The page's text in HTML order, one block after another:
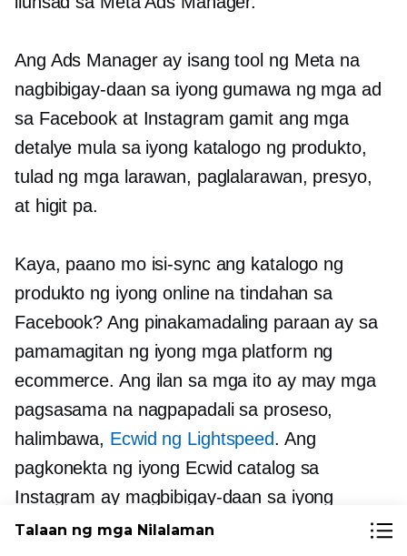
Ang Ads Manager ay isang tool ng Meta na
nagbibigay-daan sa iyong gumawa ng mga ad
sa Facebook at Instagram gamit ang mga
detalye mula sa iyong katalogo ng produkto,
tulad ng mga larawan, paglalarawan, presyo,
at higit pa.
Kaya, paano mo isi-sync ang katalogo ng
produkto ng iyong online na tindahan sa
Facebook? Ang pinakamadaling paraan ay sa
pamamagitan ng iyong mga platform ng
ecommerce. Ang ilan sa mga ito ay may mga
pagsasama na nagpapadali sa proseso,
halimbawa, Ecwid ng Lightspeed. Ang
pagkonekta ng iyong Ecwid catalog sa
Instagram ay magbibigay-daan sa iyong
lumikha ng mga ad na nagpo-promote ng iyong
Talaan ng mga Nilalaman